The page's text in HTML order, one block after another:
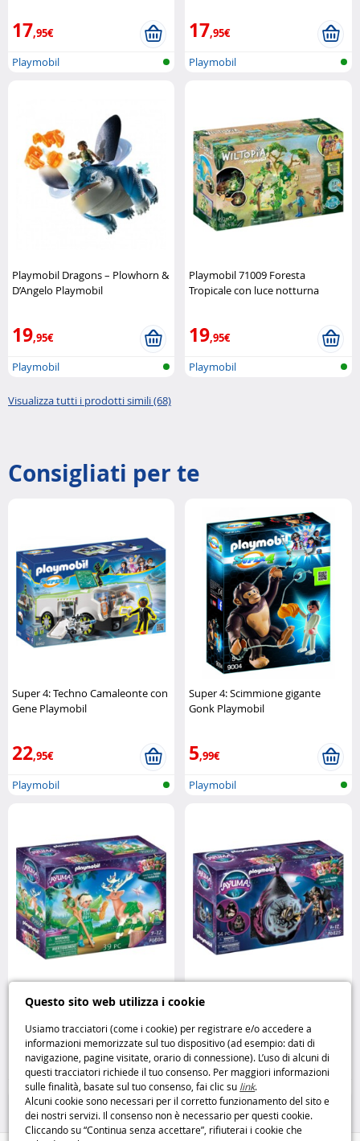
Questo sito web utilizza i cookie
Usiamo tracciatori (come i cookie) per registrare e/o accedere a
informazioni memorizzate sul tuo dispositivo (ad esempio: dati di
navigazione, pagine visitate, orario di connessione). L’uso di alcuni di
questi tracciatori richiede il tuo consenso. Per maggiori informazioni
sulle finalità, basate sul tuo consenso, fai clic su link.
Alcuni cookie sono necessari per il corretto funzionamento del sito e
dei nostri servizi. Il consenso non è necessario per questi cookie.
Cliccando su “Continua senza accettare”, rifiuterai i cookie che
17,95€
Playmobil
17,95€
Playmobil
Playmobil Dragons – Plowhorn &
D’Angelo Playmobil
19,95€
Playmobil
Playmobil 71009 Foresta
Tropicale con luce notturna
19,95€
Playmobil
Visualizza tutti i prodotti simili (68)
Consigliati per te
Super 4: Techno Camaleonte con
Gene Playmobil
22,95€
Playmobil
Super 4: Scimmione gigante
Gonk Playmobil
5,99€
Playmobil
Playmobil 70806 Fata della
Foresta e animale totem : magia
naturale Playmobil
,99€
Playmobil
Playmobil 70825 Maisonnette
Ayuma Playmobil
11,99€
Playmobil